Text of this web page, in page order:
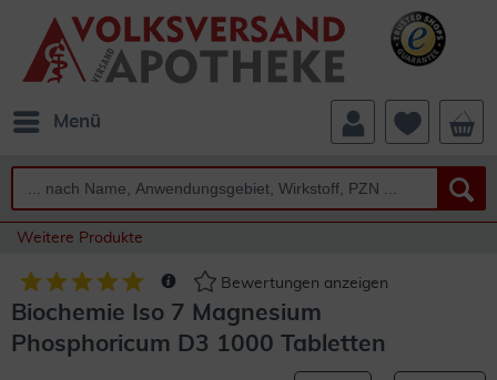
Menü
Weitere Produkte
Bewertungen anzeigen
Biochemie Iso 7 Magnesium
Phosphoricum D3 1000 Tabletten